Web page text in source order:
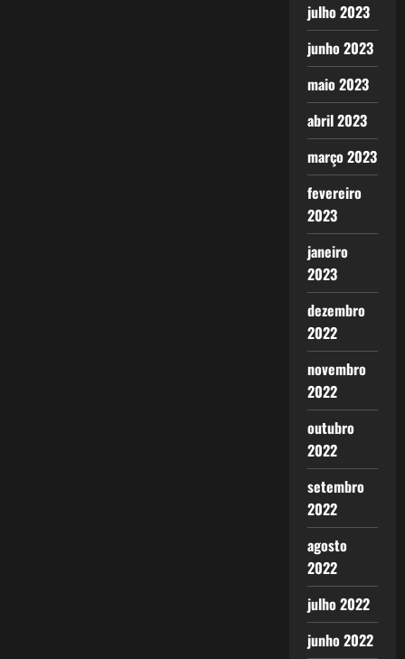
julho 2023
junho 2023
maio 2023
abril 2023
março 2023
fevereiro
2023
janeiro
2023
dezembro
2022
novembro
2022
outubro
2022
setembro
2022
agosto
2022
julho 2022
junho 2022